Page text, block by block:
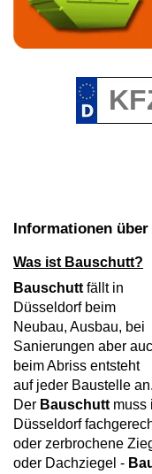
Informationen
Was ist Bauschutt?
Bauschutt fällt in
Düsseldorf beim
Neubau, Ausbau, bei
Sanierungen aber
beim Abriss entsteht
auf jeder Baustelle an.
Der Bauschutt muss
Düsseldorf
oder zerbrochene
oder Dachziegel -